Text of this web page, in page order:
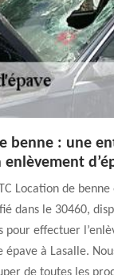
benne : une
enlèvement
Location de benne
dans le 30460,
pour effectuer
à Lasalle.